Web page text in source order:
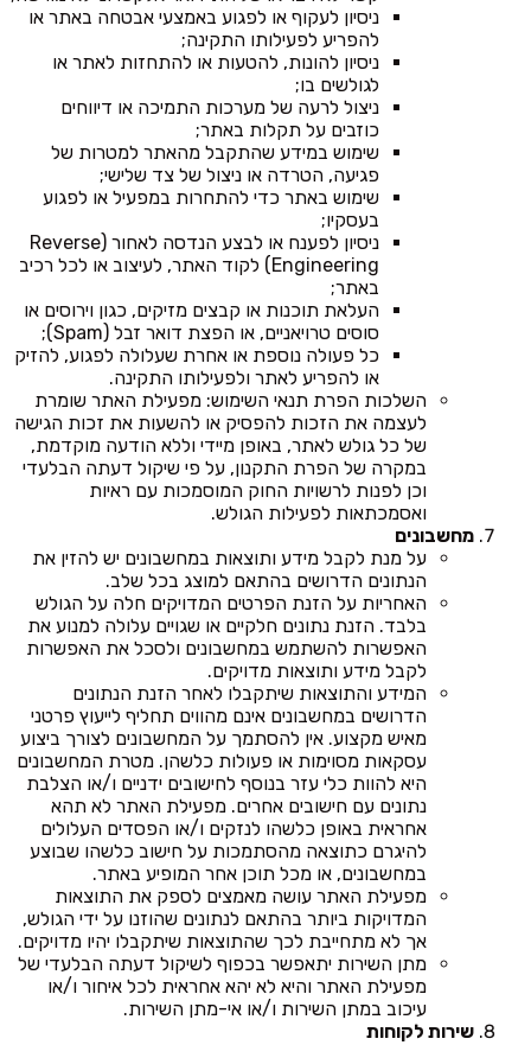
ניסיון לעקוף או לפגוע באמצעי אבטחה באתר או
להפריע לפעילותו התקינה;
ניסיון להונות, להטעות או להתחזות לאתר או
לגולשים בו;
ניצול לרעה של מערכות התמיכה או דיווחים
כוזבים על תקלות באתר;
שימוש במידע שהתקבל מהאתר למטרות של
פגיעה, הטרדה או ניצול של צד שלישי;
שימוש באתר כדי להתחרות במפעיל או לפגוע
בעסקיו;
ניסיון לפענח או לבצע הנדסה לאחור (Reverse
Engineering) לקוד האתר, לעיצוב או לכל רכיב
באתר;
העלאת תוכנות או קבצים מזיקים, כגון וירוסים או
סוסים טרויאניים, או הפצת דואר זבל (Spam);
כל פעולה נוספת או אחרת שעלולה לפגוע, להזיק
או להפריע לאתר ולפעילותו התקינה.
השלכות הפרת תנאי השימוש: מפעילת האתר שומרת
לעצמה את הזכות להפסיק או להשעות את זכות הגישה
של כל גולש לאתר, באופן מיידי וללא הודעה מוקדמת,
במקרה של הפרת התקנון, על פי שיקול דעתה הבלעדי
וכן לפנות לרשויות החוק המוסמכות עם ראיות
ואסמכתאות לפעילות הגולש.
מחשבונים
על מנת לקבל מידע ותוצאות במחשבונים יש להזין את
הנתונים הדרושים בהתאם למוצג בכל שלב.
האחריות על הזנת הפרטים המדויקים חלה על הגולש
בלבד. הזנת נתונים חלקיים או שגויים עלולה למנוע את
האפשרות להשתמש במחשבונים ולסכל את האפשרות
לקבל מידע ותוצאות מדויקים.
המידע והתוצאות שיתקבלו לאחר הזנת הנתונים
הדרושים במחשבונים אינם מהווים תחליף לייעוץ פרטני
מאיש מקצוע. אין להסתמך על המחשבונים לצורך ביצוע
עסקאות מסוימות או פעולות כלשהן. מטרת המחשבונים
היא להוות כלי עזר בנוסף לחישובים ידניים ו/או הצלבת
נתונים עם חישובים אחרים. מפעילת האתר לא תהא
אחראית באופן כלשהו לנזקים ו/או הפסדים העלולים
להיגרם כתוצאה מהסתמכות על חישוב כלשהו שבוצע
במחשבונים, או מכל תוכן אחר המופיע באתר.
מפעילת האתר עושה מאמצים לספק את התוצאות
המדויקות ביותר בהתאם לנתונים שהוזנו על ידי הגולש,
אך לא מתחייבת לכך שהתוצאות שיתקבלו יהיו מדויקים.
מתן השירות יתאפשר בכפוף לשיקול דעתה הבלעדי של
מפעילת האתר והיא לא יהא אחראית לכל איחור ו/או
עיכוב במתן השירות ו/או אי-מתן השירות.
שירות לקוחות